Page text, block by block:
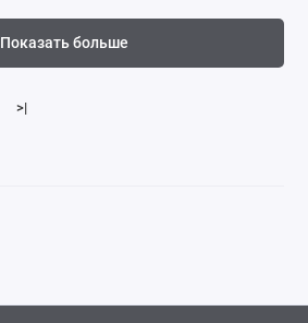
>|
Показать больше